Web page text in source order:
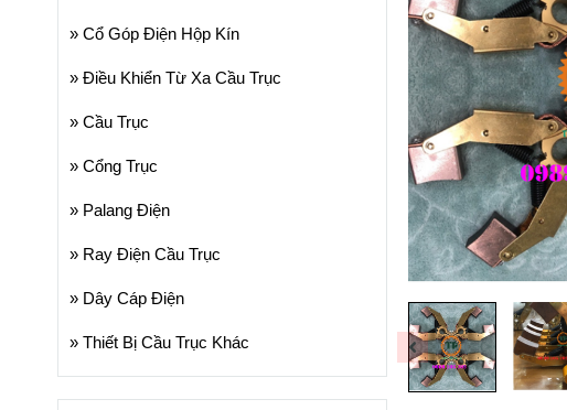
» Cổ Góp Điện Hộp Kín
» Điều Khiển Từ Xa Cầu Trục
» Cầu Trục
» Cổng Trục
» Palang Điện
» Ray Điện Cầu Trục
» Dây Cáp Điện
» Thiết Bị Cầu Trục Khác